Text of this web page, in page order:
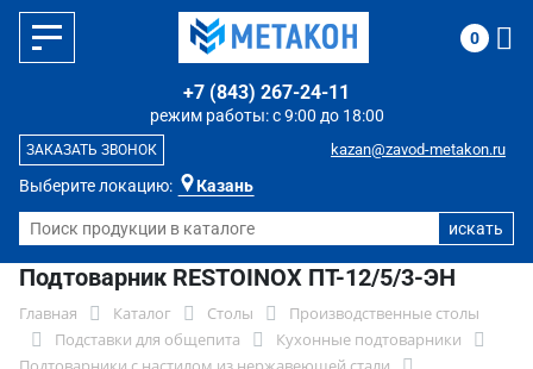
Выберите локацию: Казань
режим работы: с 9:00 до 18:00
+7 (843) 267-24-11
kazan@zavod-metakon.ru
ЗАКАЗАТЬ ЗВОНОК
0
Подтоварник RESTOINOX ПТ-12/5/3-ЭН
Главная Каталог Столы
Производственные столы
Подставки для общепита
Кухонные подтоварники